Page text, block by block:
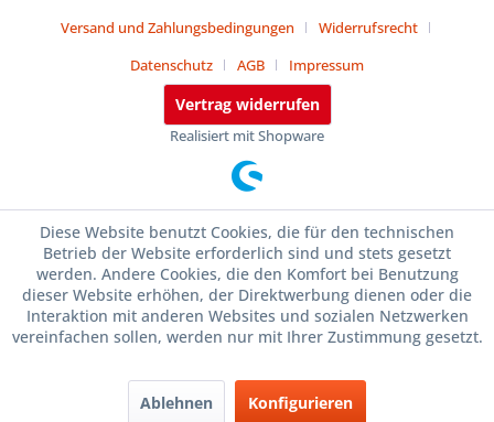
Versand und Zahlungsbedingungen
Widerrufsrecht
Datenschutz
AGB Impressum
Vertrag widerrufen
Realisiert mit Shopware
Diese Website benutzt Cookies, die für den technischen
Betrieb der Website erforderlich sind und stets gesetzt
werden. Andere Cookies, die den Komfort bei Benutzung
dieser Website erhöhen, der Direktwerbung dienen oder die
Interaktion mit anderen Websites und sozialen Netzwerken
vereinfachen sollen, werden nur mit Ihrer Zustimmung gesetzt.
Ablehnen Konfigurieren